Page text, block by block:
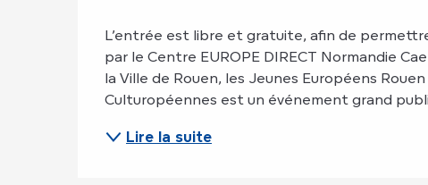
Description
L’entrée est libre et gratuite, afin de
par le Centre EUROPE DIRECT Normandie
la Ville de Rouen, les Jeunes Européens
Culturopéennes est un événement grand
Lire la suite